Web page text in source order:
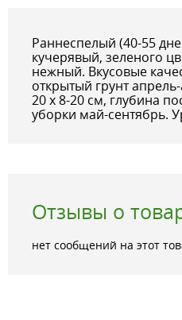
Раннеспелый (40-55
кучерявый, зеленого
нежный. Вкусовые
открытый грунт
20 х 8-20 см, глубина
уборки май-сентябрь.
Отзывы о
нет сообщений на этот